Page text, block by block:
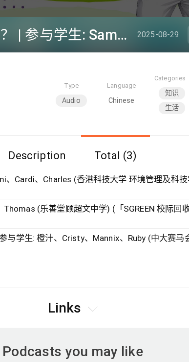
#52 环保学会O Camp玩啲咩？ | 参与学生: Sammi、Cardi、Charles (香港科技大学 环境管理及科技学生联会) 2025-08-29
Type
Audio
Language
Chinese
Categories
知识
生活
Description Total (3)
、Cardi、Charles (香港科技大学 环境管理及科
学生: 橙汁、Cristy、Mannix、Ruby (中大赛马
Links
Podcasts you may like